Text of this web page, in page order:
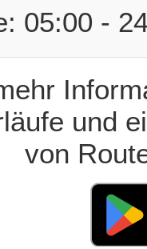
05:00 -
und
von